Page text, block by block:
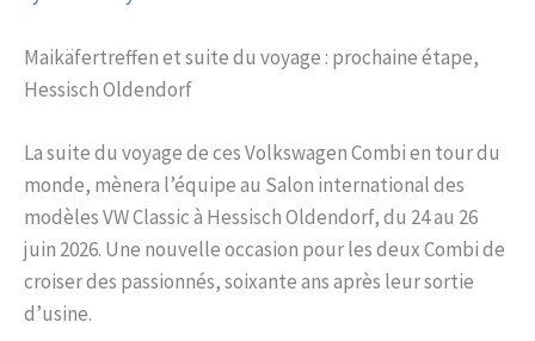
Maikäfertreffen et suite du voyage : prochaine étape,
Hessisch Oldendorf
La suite du voyage de ces Volkswagen Combi en tour du
monde, mènera l’équipe au Salon international des
modèles VW Classic à Hessisch Oldendorf, du 24 au 26
juin 2026. Une nouvelle occasion pour les deux Combi de
croiser des passionnés, soixante ans après leur sortie
d’usine.